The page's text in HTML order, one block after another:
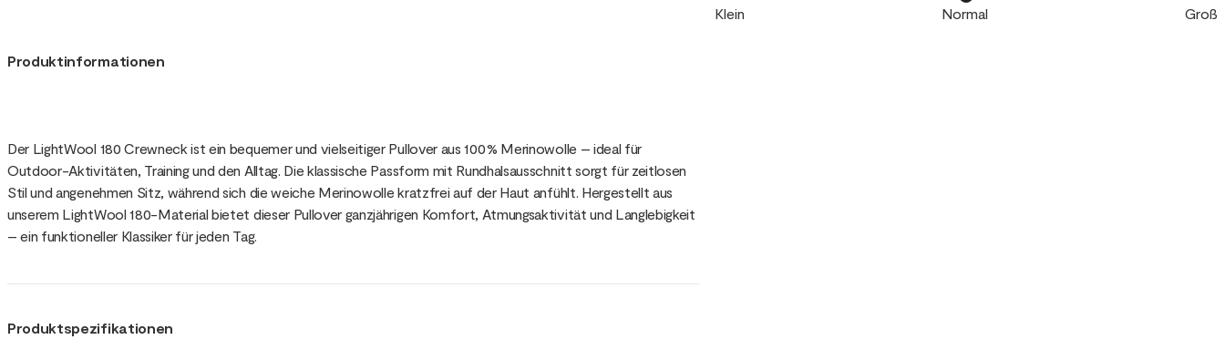
Produktinformationen
Der LightWool 180 Crewneck ist ein bequemer und vielseitiger Pullover aus 100 % Merinowolle – ideal für
Outdoor-Aktivitäten, Training und den Alltag. Die klassische Passform mit Rundhalsausschnitt sorgt für zeitlosen
Stil und angenehmen Sitz, während sich die weiche Merinowolle kratzfrei auf der Haut anfühlt. Hergestellt aus
unserem LightWool 180-Material bietet dieser Pullover ganzjährigen Komfort, Atmungsaktivität und Langlebigkeit
– ein funktioneller Klassiker für jeden Tag.
Produktspezifikationen
Klein Normal Groß